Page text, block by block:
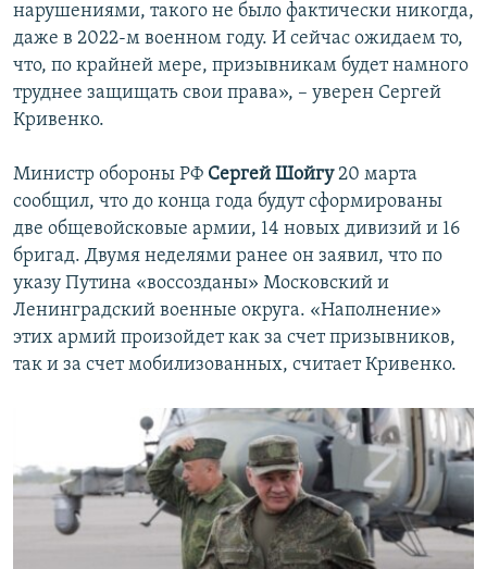
нарушениями, такого не было фактически никогда,
даже в 2022-м военном году. И сейчас ожидаем то,
что, по крайней мере, призывникам будет намного
труднее защищать свои права», – уверен Сергей
Кривенко.
Министр обороны РФ Сергей Шойгу20 марта
сообщил, что до конца года будут сформированы
две общевойсковые армии, 14 новых дивизий и 16
бригад. Двумя неделями ранее он заявил, что по
указу Путина «воссозданы» Московский и
Ленинградский военные округа. «Наполнение»
этих армий произойдет как за счет призывников,
так и за счет мобилизованных, считает Кривенко.